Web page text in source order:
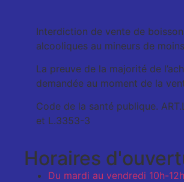
Interdiction de vente de
alcooliques au mineurs de
La preuve de la majorité de
demandée au moment de la
Code de la santé publique.
et L.3353-3
Horaires
Du mardi au vendredi 10h-